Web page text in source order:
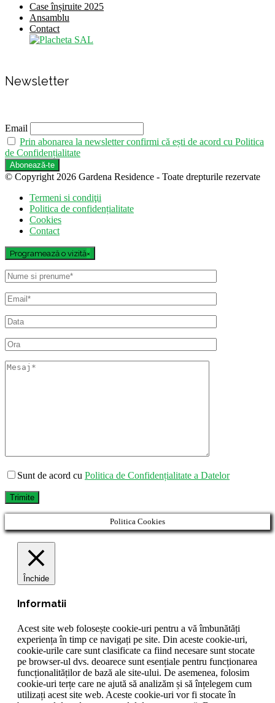
Case înșiruite 2025
Ansamblu
Contact
Newsletter
Email
Prin abonarea la newsletter confirmi că ești de acord cu Politica
de Confidențialitate
© Copyright 2026 Gardena Residence - Toate drepturile rezervate
Termeni si condiţii
Politica de confidențialitate
Cookies
Contact
Programează o vizită×
Sunt de acord cu Politica de Confidențialitate a Datelor
Trimite
Politica Cookies
Închide
Informatii
Acest site web folosește cookie-uri pentru a vă îmbunătăți
experiența în timp ce navigați pe site. Din aceste cookie-uri,
cookie-urile care sunt clasificate ca fiind necesare sunt stocate
pe browser-ul dvs. deoarece sunt esențiale pentru funcționarea
funcționalităților de bază ale site-ului. De asemenea, folosim
cookie-uri terțe care ne ajută să analizăm și să înțelegem cum
utilizați acest site web. Aceste cookie-uri vor fi stocate în